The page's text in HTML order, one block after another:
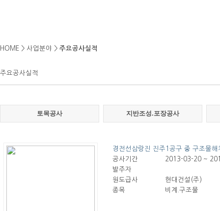
HOME > 사업분야 > 주요공사실적
주요공사실적
토목공사 지반조성.포장공사
경전선삼랑진 진주1공구 중 구조물
공사기간
2013-03-20 ~
발주자
원도급사
현대건설(주)
종목
비계.구조물